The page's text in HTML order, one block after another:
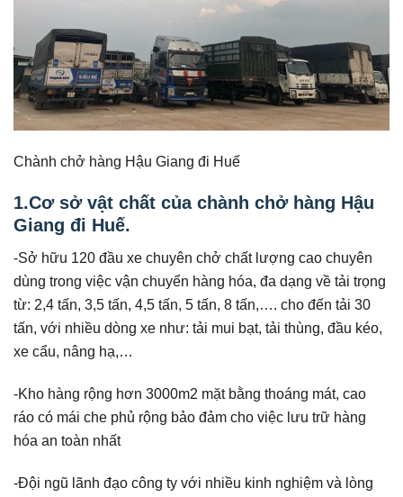
Chành chở hàng Hậu Giang đi Huế
1.Cơ sở vật chất của chành chở hàng Hậu
Giang đi Huế.
-Sở hữu 120 đầu xe chuyên chở chất lượng cao chuyên
dùng trong việc vận chuyển hàng hóa, đa dạng về tải trọng
từ: 2,4 tấn, 3,5 tấn, 4,5 tấn, 5 tấn, 8 tấn,…. cho đến tải 30
tấn, với nhiều dòng xe như: tải mui bạt, tải thùng, đầu kéo,
xe cẩu, nâng hạ,…
-Kho hàng rộng hơn 3000m2 mặt bằng thoáng mát, cao
ráo có mái che phủ rộng bảo đảm cho việc lưu trữ hàng
hóa an toàn nhất
-Đội ngũ lãnh đạo công ty với nhiều kinh nghiệm và lòng